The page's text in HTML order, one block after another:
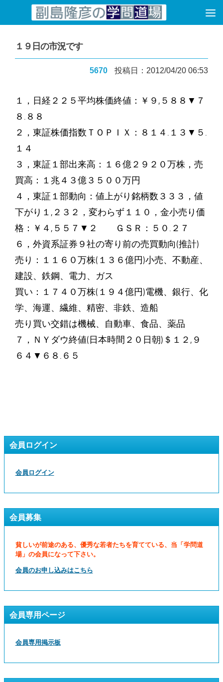
コンテンツへスキップ
１９日の市況です
5670 投稿日：2012/04/20 06:53
１，日経２２５平均株価終値：￥９,５８８▼７
８.８８
２，東証株価指数ＴＯＰＩＸ：８１４.１３▼５.
１４
３，東証１部出来高：１６億２９２０万株，売
買高：１兆４３億３５００万円
４，東証１部動向：値上がり銘柄数３３３，値
下がり１,２３２，変わらず１１０，金小売り価
格：￥４,５５７▼２ ＧＳＲ：５０.２７
６，外資系証券９社の寄り前の売買動向(推計)
売り：１１６０万株(１３６億円)小売、不動産、
建設、鉄鋼、電力、ガス
買い：１７４０万株(１９４億円)電機、銀行、化
学、海運、繊維、精密、非鉄、造船
売り買い交錯は機械、自動車、食品、薬品
７，ＮＹダウ終値(日本時間２０日朝)＄１２,９
６４▼６８.６５
会員ログイン
会員ログイン
会員募集
貧しいが前途のある、優秀な若者たちを育てている、当「学問道
場」の会員になって下さい。
会員のお申し込みはこちら
会員専用ページ
会員専用掲示板